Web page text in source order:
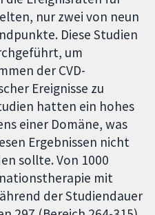
nur zwei von neun
Diese Studien
um
der CVD-
Ereignisse zu
hatten ein hohes
einer Domäne, was
Ergebnissen nicht
sollte. Von 1000
mit
der Studiendauer